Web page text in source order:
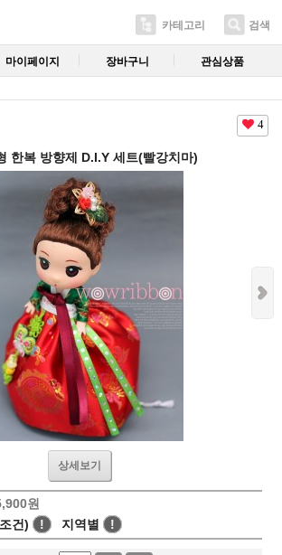
카테고리 검색
마이페이지 장바구니 관심상품
4
한복 방향제 D.I.Y 세트(빨강치마)
상세보기
원
건) ! 지역별 !